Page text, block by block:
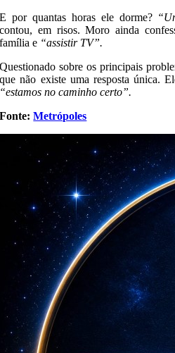
E por quantas horas ele dorme?
contou, em risos. Moro ainda
família e “assistir TV”.
Questionado sobre os principais
que não existe uma resposta única.
“estamos no caminho certo”.
Fonte:Metrópoles